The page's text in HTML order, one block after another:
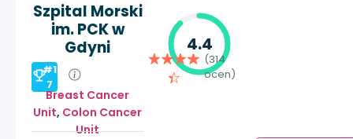
Szpital Morski
im. PCK w
Gdyni
#1
7
Breast Cancer
Unit, Colon Cancer
Unit
4.4
(314
ocen)